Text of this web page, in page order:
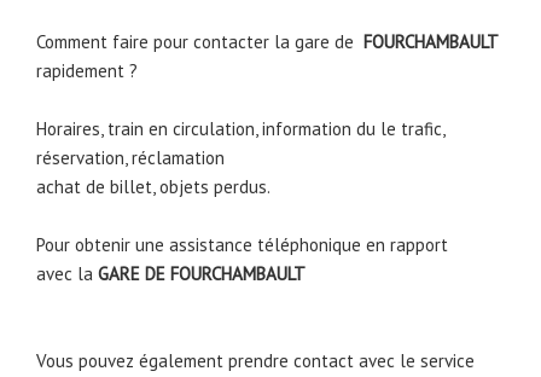
Comment faire pour contacter la gare de FOURCHAMBAULT
rapidement ?
Horaires, train en circulation, information du le trafic,
réservation, réclamation
achat de billet, objets perdus.
Pour obtenir une assistance téléphonique en rapport
avec la GARE DE FOURCHAMBAULT
Vous pouvez également prendre contact avec le service